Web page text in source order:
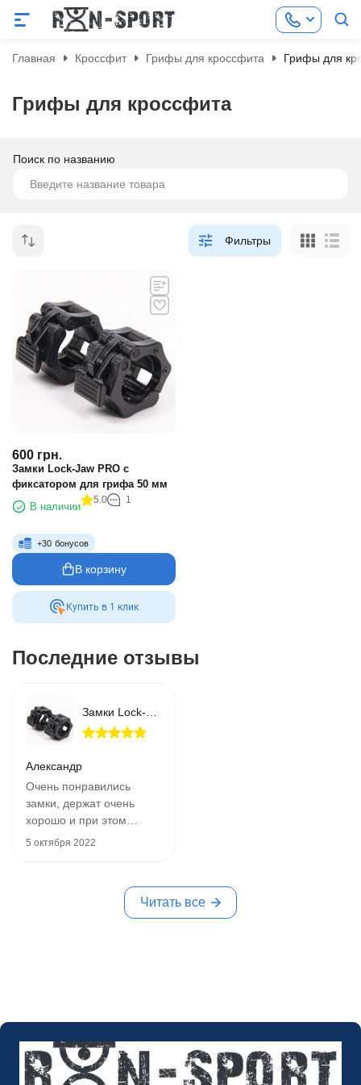
Главная Кроссфит Грифы для кроссфита Грифы для
Грифы для кроссфита
Поиск по названию
Фильтры
600 грн.
Замки Lock-Jaw PRO с
фиксатором для грифа 50 мм
В наличии
5.0 1
+30 бонусов
В корзину
Купить в 1 клик
Последние отзывы
Александр
Очень понравились
замки, держат очень
хорошо и при этом
ничего не весят.
5 октября 2022
Читать все